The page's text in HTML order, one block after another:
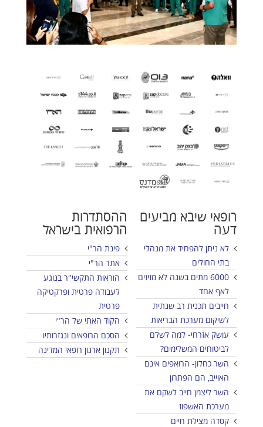
ההסתדרות
הרפואית בישראל
פינת הר"י
אתר הר"י
הוראות התקשי"ר בנוגע
לעבודה פרטית ופרקטיקה
פרטית
הקוד האתי של הר"י
הסכם הרופאים ונגזרותיו
תקנון ארגון רופאי המדינה
רופאי שיבא מביעים
דעה
לא ניתן להפחיד את מנהלי
בתי החולים
6000 מתים בשנה לא מזיזים
לאף אחד
חייבים תכנית רב שנתית
לשיקום מערכת הבריאות
עושק אזרחי- למה לשלם
לביטוחים המשלימים?
השר כחלון- הרואפים אינם
האוייב, הם הפתרון
השר ליצמן חייב לשקם את
מערכת האשפוז
קסדה מצילת חיים